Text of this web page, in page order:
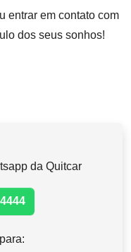
entrar em contato com
dos seus sonhos!
da Quitcar